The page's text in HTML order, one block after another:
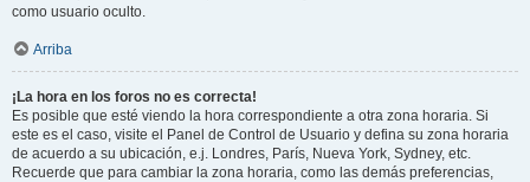
como usuario oculto.
Arriba
¡La hora en los foros no es correcta!
Es posible que esté viendo la hora correspondiente a otra zona horaria. Si
este es el caso, visite el Panel de Control de Usuario y defina su zona horaria
de acuerdo a su ubicación, e.j. Londres, París, Nueva York, Sydney, etc.
Recuerde que para cambiar la zona horaria, como las demás preferencias,